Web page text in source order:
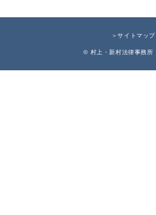
＞サイトマップ
© 村上・新村法律事務所